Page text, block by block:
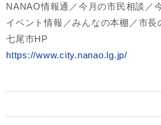
NANAO情報通／今月の市民相談／
イベント情報／みんなの本棚／市
七尾市HP
https://www.city.nanao.lg.jp/